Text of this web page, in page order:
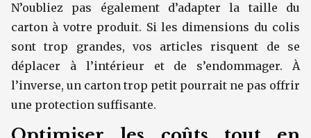
N’oubliez pas également d’adapter la taille du
carton à votre produit. Si les dimensions du colis
sont trop grandes, vos articles risquent de se
déplacer à l’intérieur et de s’endommager. À
l’inverse, un carton trop petit pourrait ne pas offrir
une protection suffisante.